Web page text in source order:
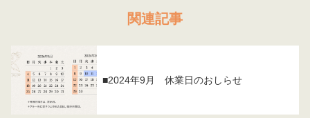
関連記事
■2024年9月 休業日のおしらせ